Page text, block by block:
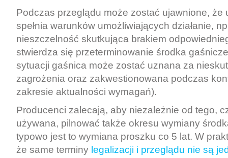
Podczas przeglądu może zostać ujawnione, że
spełnia warunków umożliwiających działanie,
nieszczelność skutkująca brakiem
stwierdza się przeterminowanie środka
sytuacji gaśnica może zostać uznana za
zagrożenia oraz zakwestionowana podczas
zakresie aktualności wymagań).
Producenci zalecają, aby niezależnie od tego,
używana, pilnować także okresu wymiany
typowo jest to wymiana proszku co 5 lat. W
że same terminy legalizacji i przeglądu nie są